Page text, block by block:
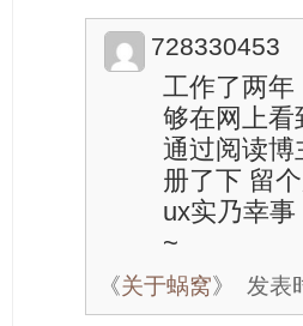
728330453
工作了两年
够在网上看
通过阅读博
册了下 留
ux实乃幸
~
《关于蜗窝》 发表